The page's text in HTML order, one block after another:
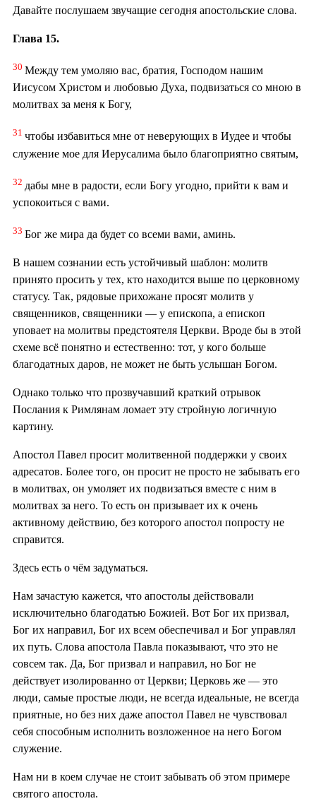
Давайте послушаем звучащие сегодня апостольские слова.
Глава 15.
30 Между тем умоляю вас, братия, Господом нашим
Иисусом Христом и любовью Духа, подвизаться со мною в
молитвах за меня к Богу,
31 чтобы избавиться мне от неверующих в Иудее и чтобы
служение мое для Иерусалима было благоприятно святым,
32 дабы мне в радости, если Богу угодно, прийти к вам и
успокоиться с вами.
33 Бог же мира да будет со всеми вами, аминь.
В нашем сознании есть устойчивый шаблон: молитв
принято просить у тех, кто находится выше по церковному
статусу. Так, рядовые прихожане просят молитв у
священников, священники — у епископа, а епископ
уповает на молитвы предстоятеля Церкви. Вроде бы в этой
схеме всё понятно и естественно: тот, у кого больше
благодатных даров, не может не быть услышан Богом.
Однако только что прозвучавший краткий отрывок
Послания к Римлянам ломает эту стройную логичную
картину.
Апостол Павел просит молитвенной поддержки у своих
адресатов. Более того, он просит не просто не забывать его
в молитвах, он умоляет их подвизаться вместе с ним в
молитвах за него. То есть он призывает их к очень
активному действию, без которого апостол попросту не
справится.
Здесь есть о чём задуматься.
Нам зачастую кажется, что апостолы действовали
исключительно благодатью Божией. Вот Бог их призвал,
Бог их направил, Бог их всем обеспечивал и Бог управлял
их путь. Слова апостола Павла показывают, что это не
совсем так. Да, Бог призвал и направил, но Бог не
действует изолированно от Церкви; Церковь же — это
люди, самые простые люди, не всегда идеальные, не всегда
приятные, но без них даже апостол Павел не чувствовал
себя способным исполнить возложенное на него Богом
служение.
Нам ни в коем случае не стоит забывать об этом примере
святого апостола.